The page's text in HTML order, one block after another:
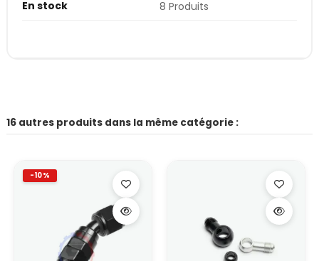
En stock
8 Produits
16 autres produits dans la même catégorie :
-10%